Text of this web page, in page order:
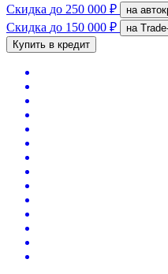
Скидка до 250 000 ₽ на
Скидка до 150 000 ₽
на
Купить в кредит